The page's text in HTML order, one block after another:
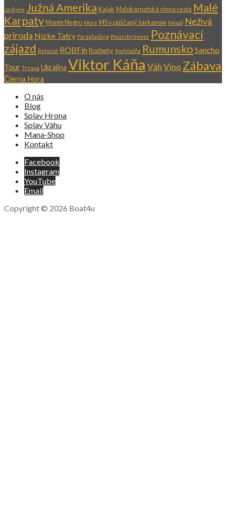
Jaskyne Južná Amerika Kajak Malokarpatská vínna cesta Malé
KarpatyMonte Negro More MS v púščaný šarkanow Nepál Neživá
príroda Nízke Tatry Paraglajding Považský Inovec Poznávací
zájazd Retezat ROBFin Rozbehy Rozhľadňa Rumunsko Sancho
Tour Trnava Ukrajina Viktor Káňa VáhVíno Zábava
Čierna Hora
O nás
Blog
Splav Hrona
Splav Váhu
Mana-Shop
Kontakt
Facebook
Instagram
YouTube
Email
Copyright © 2026 Boat4u